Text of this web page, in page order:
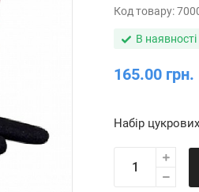
Код товару:
В наявності
165.00 грн.
Набір